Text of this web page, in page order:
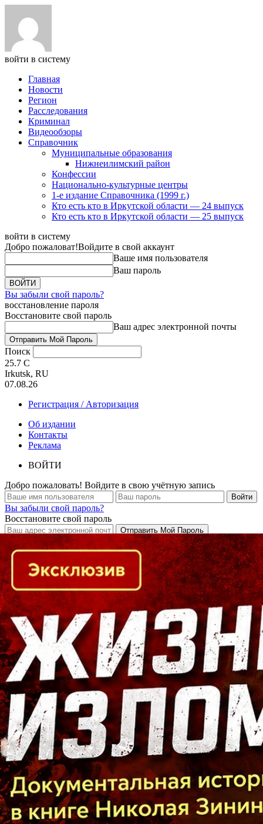
войти в систему
Главная
Новости
Регион
Расследования
Криминал
Видеообзоры
Справочник
Муниципальные образования
Нижнеилимский район
Конфессии
Национально-культурные центры
1-е издание Справочника (1999 г.)
Кто есть кто в Иркутской области — 24 выпуск
Кто есть кто в Иркутской области — 25 выпуск
войти в систему
Добро пожаловат!Войдите в свой аккаунт
Ваше имя пользователя
Ваш пароль
Вы забыли свой пароль?
восстановление пароля
Восстановите свой пароль
Ваш адрес электронной почты
Поиск
25.7 C
Irkutsk, RU
07.08.26
Регистрация / Авторизация
Об издании
Контакты
Реклама
ВОЙТИ
Добро пожаловать! Войдите в свою учётную запись
Вы забыли свой пароль?
Восстановите свой пароль
Кто есть кто в Байкальском регионе